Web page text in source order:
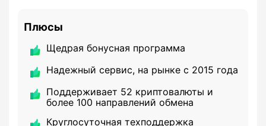
Плюсы
Щедрая бонусная программа
Надежный сервис, на рынке с 2015 года
Поддерживает 52 криптовалюты и
более 100 направлений обмена
Круглосуточная техподдержка